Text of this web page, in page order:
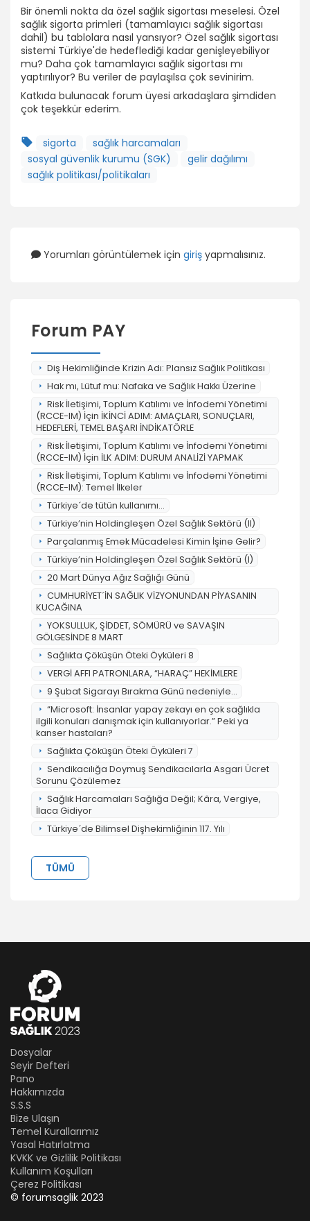
Bir önemli nokta da özel sağlık sigortası meselesi. Özel
sağlık sigorta primleri (tamamlayıcı sağlık sigortası
dahil) bu tablolara nasıl yansıyor? Özel sağlık sigortası
sistemi Türkiye'de hedeflediği kadar genişleyebiliyor
mu? Daha çok tamamlayıcı sağlık sigortası mı
yaptırılıyor? Bu veriler de paylaşılsa çok sevinirim.
Katkıda bulunacak forum üyesi arkadaşlara şimdiden
çok teşekkür ederim.
sigorta
sağlık harcamaları
sosyal güvenlik kurumu (SGK)
gelir dağılımı
sağlık politikası/politikaları
Yorumları görüntülemek için giriş yapmalısınız.
Forum PAY
Diş Hekimliğinde Krizin Adı: Plansız Sağlık Politikası
Hak mı, Lütuf mu: Nafaka ve Sağlık Hakkı Üzerine
Risk İletişimi, Toplum Katılımı ve İnfodemi Yönetimi
(RCCE-IM) İçin İKİNCİ ADIM: AMAÇLARI, SONUÇLARI,
HEDEFLERİ, TEMEL BAŞARI İNDİKATÖRLE
Risk İletişimi, Toplum Katılımı ve İnfodemi Yönetimi
(RCCE-IM) İçin İLK ADIM: DURUM ANALİZİ YAPMAK
Risk İletişimi, Toplum Katılımı ve İnfodemi Yönetimi
(RCCE-IM): Temel İlkeler
Türkiye´de tütün kullanımı...
Türkiye’nin Holdingleşen Özel Sağlık Sektörü (II)
Parçalanmış Emek Mücadelesi Kimin İşine Gelir?
Türkiye’nin Holdingleşen Özel Sağlık Sektörü (I)
20 Mart Dünya Ağız Sağlığı Günü
CUMHURİYET´İN SAĞLIK VİZYONUNDAN PİYASANIN
KUCAĞINA
YOKSULLUK, ŞİDDET, SÖMÜRÜ ve SAVAŞIN
GÖLGESİNDE 8 MART
Sağlıkta Çöküşün Öteki Öyküleri 8
VERGİ AFFI PATRONLARA, “HARAÇ” HEKİMLERE
9 Şubat Sigarayı Bırakma Günü nedeniyle...
“Microsoft: İnsanlar yapay zekayı en çok sağlıkla
ilgili konuları danışmak için kullanıyorlar.” Peki ya
kanser hastaları?
Sağlıkta Çöküşün Öteki Öyküleri 7
Sendikacılığa Doymuş Sendikacılarla Asgari Ücret
Sorunu Çözülemez
Sağlık Harcamaları Sağlığa Değil; Kâra, Vergiye,
İlaca Gidiyor
Türkiye´de Bilimsel Dişhekimliğinin 117. Yılı
TÜMÜ
Dosyalar
Seyir Defteri
Pano
Hakkımızda
S.S.S
Bize Ulaşın
Temel Kurallarımız
Yasal Hatırlatma
KVKK ve Gizlilik Politikası
Kullanım Koşulları
Çerez Politikası
© forumsaglik 2023